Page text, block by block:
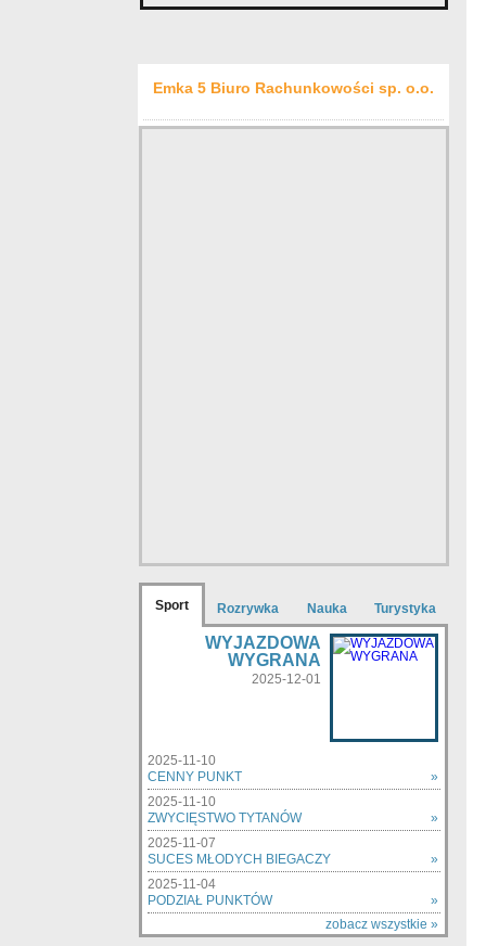
Emka 5 Biuro Rachunkowości sp. o.o.
Sport Rozrywka Nauka Turystyka
WYJAZDOWA
WYGRANA
2025-12-01
2025-11-10
CENNY PUNKT
»
2025-11-10
ZWYCIĘSTWO TYTANÓW
»
2025-11-07
SUCES MŁODYCH BIEGACZY
»
2025-11-04
PODZIAŁ PUNKTÓW
»
zobacz wszystkie »